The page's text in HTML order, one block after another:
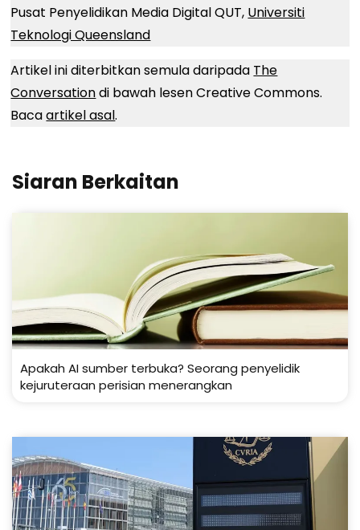
Pusat Penyelidikan Media Digital QUT, Universiti
Teknologi Queensland
Artikel ini diterbitkan semula daripada The
Conversationdi bawah lesen Creative Commons.
Bacaartikel asal.
Siaran Berkaitan
Apakah AI sumber terbuka? Seorang penyelidik
kejuruteraan perisian menerangkan